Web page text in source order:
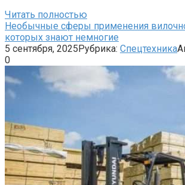
Читать полностью
Необычные сферы применения
которых знают немногие
5 сентября, 2025Рубрика: Спецтехника
0